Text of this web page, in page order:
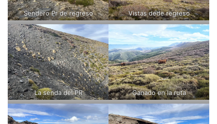
Sendero Pr de regreso Vistas dede regreso
La senda del PR Ganado en la ruta